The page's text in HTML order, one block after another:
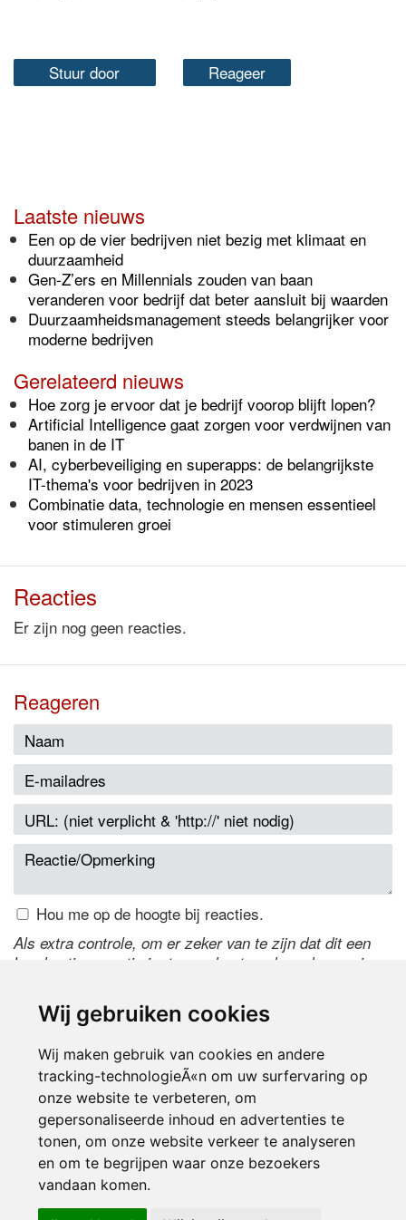
Wij gebruiken cookies
Wij maken gebruik van cookies en andere
tracking-technologieÃ«n om uw surfervaring op
onze website te verbeteren, om
gepersonaliseerde inhoud en advertenties te
tonen, om onze website verkeer te analyseren
en om te begrijpen waar onze bezoekers
vandaan komen.
Stuur door Reageer
Laatste nieuws
Een op de vier bedrijven niet bezig met klimaat en
duurzaamheid
Gen-Z’ers en Millennials zouden van baan
veranderen voor bedrijf dat beter aansluit bij waarden
Duurzaamheidsmanagement steeds belangrijker voor
moderne bedrijven
Gerelateerd nieuws
Hoe zorg je ervoor dat je bedrijf voorop blijft lopen?
Artificial Intelligence gaat zorgen voor verdwijnen van
banen in de IT
AI, cyberbeveiliging en superapps: de belangrijkste
IT-thema's voor bedrijven in 2023
Combinatie data, technologie en mensen essentieel
voor stimuleren groei
Reacties
Er zijn nog geen reacties.
Reageren
Hou me op de hoogte bij reacties.
Als extra controle, om er zeker van te zijn dat dit een
handmatige reactie is, typ onderstaande code over in
de code te wijzigen.